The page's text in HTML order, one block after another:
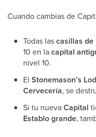
Cuando cambias de
Todas lascasillas de
10 en lacapital
nivel 10.
El Stonemason’s
Cervecería, se
Si tu nuevaCapital
Establo grande,